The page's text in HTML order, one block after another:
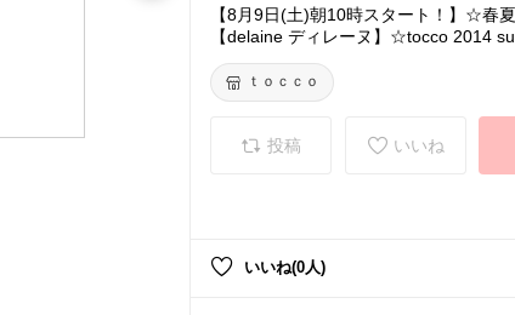
【8月9日(土)朝10時スタート！】☆春
【delaine ディレーヌ】☆tocco 2014
ｔｏｃｃｏ
投稿 いいね
いいね(0人)